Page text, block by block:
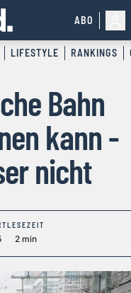
ABO
LIFESTYLE RANKINGS
Bahn
kann -
nicht
LESEZEIT
2 min